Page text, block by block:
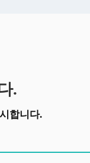
.
합니다.